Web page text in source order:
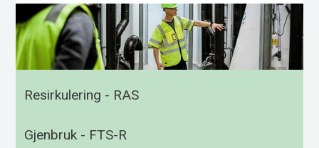
Resirkulering - RAS
Gjenbruk - FTS-R